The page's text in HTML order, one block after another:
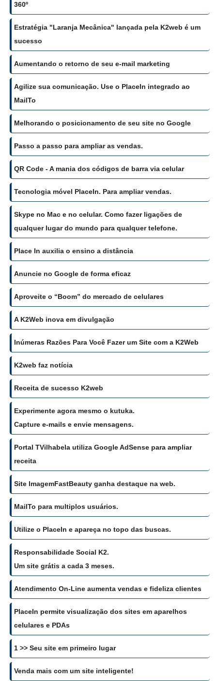
360º
Estratégia "Laranja Mecânica" lançada pela K2web é um
sucesso
Aumentando o retorno de seu e-mail marketing
Agilize sua comunicação. Use o PlaceIn integrado ao
MailTo
Melhorando o posicionamento de seu site no Google
Passo a passo para ampliar as vendas.
QR Code - A mania dos códigos de barra via celular
Tecnologia móvel PlaceIn. Para ampliar vendas.
Skype no Mac e no celular. Como fazer ligações de
qualquer lugar do mundo para qualquer telefone.
Place In auxilia o ensino a distância
Anuncie no Google de forma eficaz
Aproveite o “Boom” do mercado de celulares
A K2Web inova em divulgação
Inúmeras Razões Para Você Fazer um Site com a K2Web
K2web faz notícia
Receita de sucesso K2web
Experimente agora mesmo o kutuka.
Capture e-mails e envie mensagens.
Portal TVilhabela utiliza Google AdSense para ampliar
receita
Site ImagemFastBeauty ganha destaque na web.
MailTo para multiplos usuários.
Utilize o PlaceIn e apareça no topo das buscas.
Responsabilidade Social K2.
Um site grátis a cada 3 meses.
Atendimento On-Line aumenta vendas e fideliza clientes
PlaceIn permite visualização dos sites em aparelhos
celulares e PDAs
1 >> Seu site em primeiro lugar
Venda mais com um site inteligente!